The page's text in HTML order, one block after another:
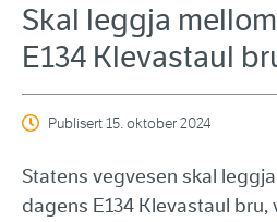
Skal leggja
E134 Klevastaul
Publisert15. oktober 2024
Statens vegvesen skal
dagens E134 Klevastaul bru,